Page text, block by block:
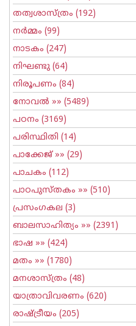
തത്വശാസ്ത്രം (192)
നര്‍മ്മം (99)
നാടകം (247)
നിഘണ്ടു (64)
നിരൂപണം (84)
നോവല്‍ »» (5489)
പഠനം (3169)
പരിസ്ഥിതി (14)
പാക്കേജ് »» (29)
പാചകം (112)
പാഠപുസ്തകം »» (510)
പ്രസംഗകല (3)
ബാലസാഹിത്യം »» (2391)
ഭാഷ »» (424)
മതം »» (1780)
മനശാസ്ത്രം (48)
യാത്രാവിവരണം (620)
രാഷ്ട്രീയം (205)